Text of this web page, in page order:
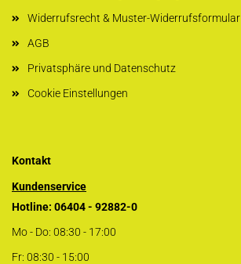
Widerrufsrecht & Muster-Widerrufsformular
AGB
Privatsphäre und Datenschutz
Cookie Einstellungen
Kontakt
Kundenservice
Hotline: 06404 - 92882-0
Mo - Do: 08:30 - 17:00
Fr: 08:30 - 15:00